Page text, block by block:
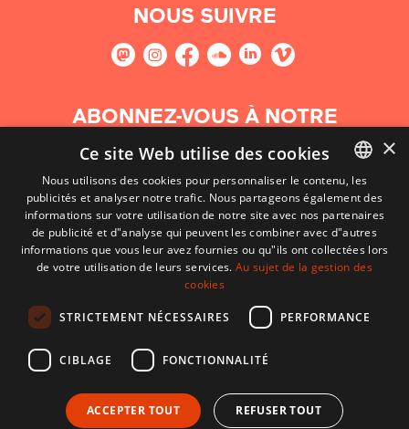
NOUS SUIVRE
ABONNEZ-VOUS À NOTRE
NEWSLETTER
S'abonner
BASQUE
FRENCH
×
Ce site Web utilise des cookies
Nous utilisons des cookies pour personnaliser le contenu, les
publicités et analyser notre trafic. Nous partageons également des
informations sur votre utilisation de notre site avec nos partenaires
de publicité et d"analyse qui peuvent les combiner avec d"autres
informations que vous leur avez fournies ou qu"ils ont collectées lors
de votre utilisation de leurs services.Au sujet de la gestion des
cookies
STRICTEMENT NÉCESSAIRES PERFORMANCE
CIBLAGE FONCTIONNALITÉ
ACCEPTER TOUT REFUSER TOUT